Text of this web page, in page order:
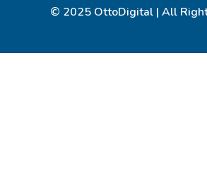
© 2025 OttoDigital | All